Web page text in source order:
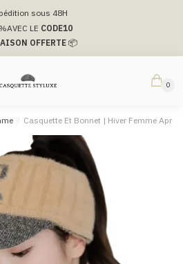
sous 48H
AVEC LE CODE10
OFFERTE📦
0
/ Casquette Et Bonnet | Hiver Femme April